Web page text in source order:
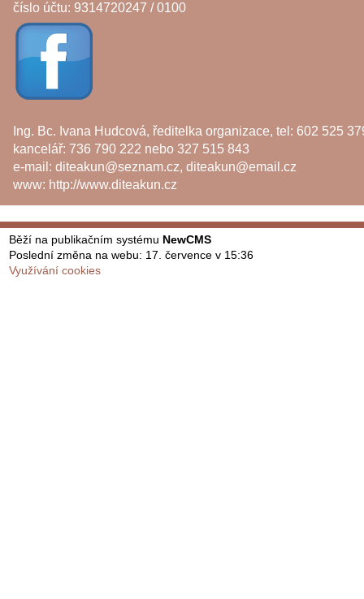
číslo účtu: 9314720247 / 0100
Ing. Bc. Ivana Hudcová, ředitelka organizace, tel: 602 525
kancelář: 736 790 222 nebo 327 515 843
e-mail: diteakun@seznam.cz, diteakun@email.cz
www: http://www.diteakun.cz
Běží na publikačním systému NewCMS
Poslední změna na webu: 17. července v 15:36
Využívání cookies